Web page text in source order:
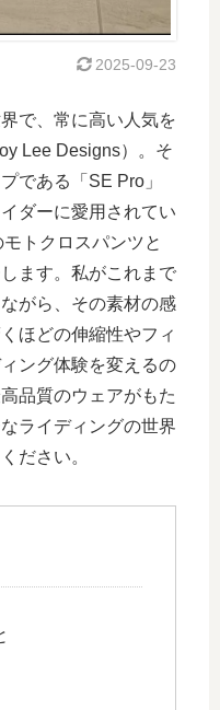
2025-09-23
で、常に高い人気を
Lee Designs）。そ
である「SE Pro」
ダーに愛用されてい
トクロスパンツと
ます。私がこれまで
がら、その素材の感
ほどの伸縮性やフィ
ング体験を変えるの
品質のウェアがもた
ライディングの世界
ださい。